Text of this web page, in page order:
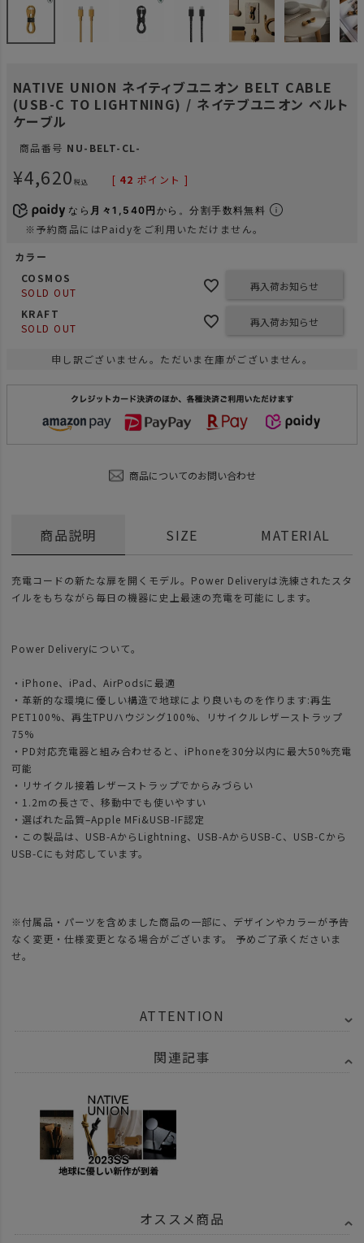
NATIVE UNION ネイティブユニオン BELT CABLE
(USB-C TO LIGHTNING) / ネイテブユニオン ベルト
ケーブル
商品番号 NU-BELT-CL-
¥4,620 税込 [ 42 ポイント ]
なら 月々1,540円 から。分割手数料無料
※予約商品にはPaidyをご利用いただけません。
カラー
COSMOS
SOLD OUT
再入荷お知らせ
KRAFT
SOLD OUT
再入荷お知らせ
申し訳ございません。ただいま在庫がございません。
商品についてのお問い合わせ
商品説明
充電コードの新たな扉を開くモデル。Power Deliveryは洗練されたスタ
イルをもちながら毎日の機器に史上最速の充電を可能にします。
Power Deliveryについて。
・iPhone、iPad、AirPodsに最適
・革新的な環境に優しい構造で地球により良いものを作ります:再生
PET100%、再生TPUハウジング100%、リサイクルレザーストラップ
75%
・PD対応充電器と組み合わせると、iPhoneを30分以内に最大50%充電
可能
・リサイクル接着レザーストラップでからみづらい
・1.2mの長さで、移動中でも使いやすい
・選ばれた品質–Apple MFi&USB-IF認定
・この製品は、USB-AからLightning、USB-AからUSB-C、USB-Cから
USB-Cにも対応しています。
※付属品・パーツを含めました商品の一部に、デザインやカラーが予告
なく変更・仕様変更となる場合がございます。 予めご了承くださいま
せ。
SIZE MATERIAL
ATTENTION
関連記事
オススメ商品